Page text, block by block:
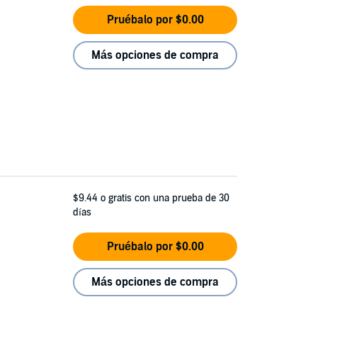
Pruébalo por $0.00
Más opciones de compra
$9.44 o gratis con una prueba de 30
días
Pruébalo por $0.00
Más opciones de compra